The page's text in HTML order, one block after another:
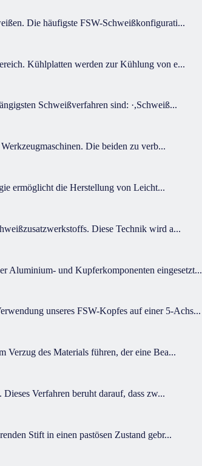
Die häufigste FSW-Schweißkonfigurati...
Kühlplatten werden zur Kühlung von e...
Schweißverfahren sind: ·,Schweiß...
Die beiden zu verb...
ermöglicht die Herstellung von Leicht...
Diese Technik wird a...
Aluminium- und Kupferkomponenten eingesetzt...
unseres FSW-Kopfes auf einer 5-Achs...
Verzug des Materials führen, der eine Bea...
Verfahren beruht darauf, dass zw...
Stift in einen pastösen Zustand gebr...